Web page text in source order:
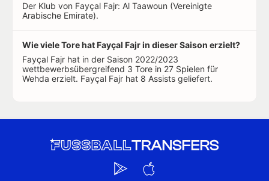
Der Klub von Fayçal Fajr: Al Taawoun (Vereinigte
Arabische Emirate).
Wie viele Tore hat Fayçal Fajr in dieser Saison erzielt?
Fayçal Fajr hat in der Saison 2022/2023
wettbewerbsübergreifend 3 Tore in 27 Spielen für
Wehda erzielt. Fayçal Fajr hat 8 Assists geliefert.